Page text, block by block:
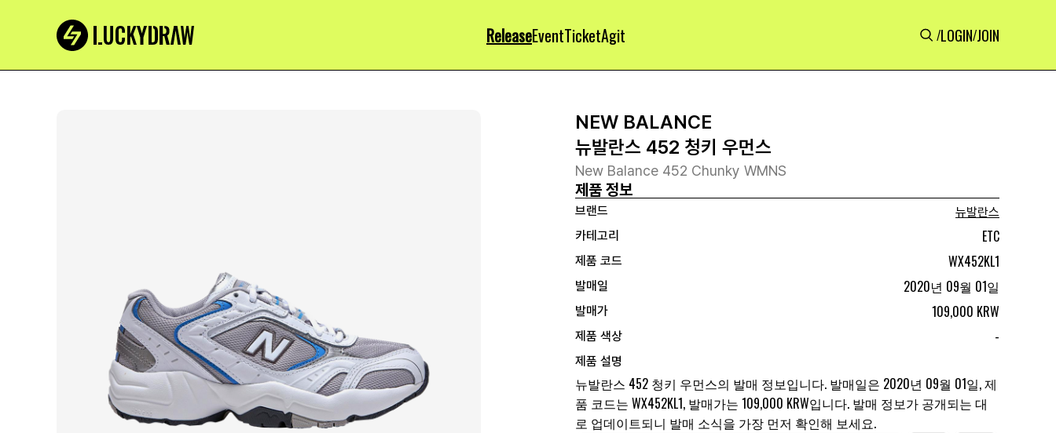
ReleaseEventTicketAgit /LOGIN/JOIN
NEW BALANCE
뉴발란스 452 청키 우먼스
New Balance 452 Chunky WMNS
제품 정보
브랜드
뉴발란스
카테고리
ETC
제품 코드 WX452KL1
발매일 2020년 09월 01일
발매가 109,000 KRW
제품 색상 -
제품 설명
뉴발란스 452 청키 우먼스의 발매 정보입니다. 발매일은 2020년 09월 01일, 제
품 코드는 WX452KL1, 발매가는 109,000 KRW입니다. 발매 정보가 공개되는 대
로 업데이트되니 발매 소식을 가장 먼저 확인해 보세요.